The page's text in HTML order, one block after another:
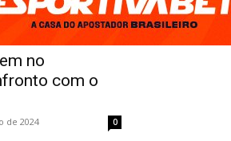
no
com o
de 2024 0